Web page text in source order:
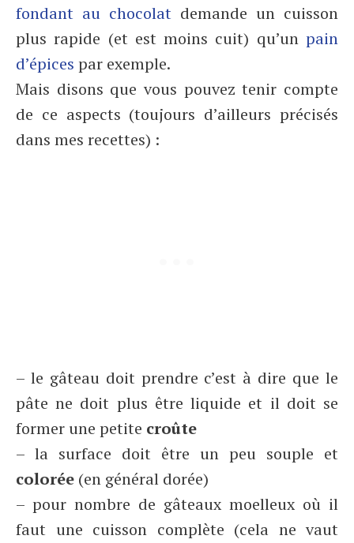
fondant au chocolat demande un cuisson
plus rapide (et est moins cuit) qu’unpain
d’épices par exemple.
Mais disons que vous pouvez tenir compte
de ce aspects (toujours d’ailleurs précisés
dans mes recettes) :
– le gâteau doit prendre c’est à dire que le
pâte ne doit plus être liquide et il doit se
former une petite croûte
– la surface doit être un peu souple et
colorée (en général dorée)
– pour nombre de gâteaux moelleux où il
faut une cuisson complète (cela ne vaut